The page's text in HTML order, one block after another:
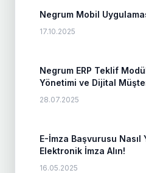
Negrum Mobil
17.10.2025
Negrum ERP Teklif
Yönetimi ve Dijital
28.07.2025
E-İmza Başvurusu Nasıl
Elektronik İmza Alın!
16.05.2025